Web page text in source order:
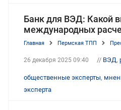
Банк для ВЭД: Какой
международных
Главная Пермская ТПП
26 декабря 2025 09:40 // ВЭД,
общественные эксперты,
эксперта